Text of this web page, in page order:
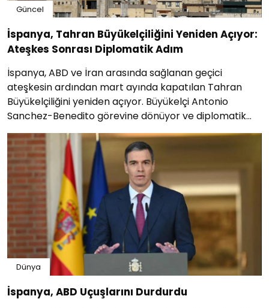
Güncel
İspanya, Tahran Büyükelçiliğini Yeniden Açıyor:
Ateşkes Sonrası Diplomatik Adım
İspanya, ABD ve İran arasında sağlanan geçici
ateşkesin ardından mart ayında kapatılan Tahran
Büyükelçiliğini yeniden açıyor. Büyükelçi Antonio
Sanchez-Benedito görevine dönüyor ve diplomatik
ilişkiler normalleşiyor.
Dünya
İspanya, ABD Uçuşlarını Durdurdu